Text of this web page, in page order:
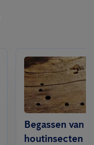
Begassen van
houtinsecten